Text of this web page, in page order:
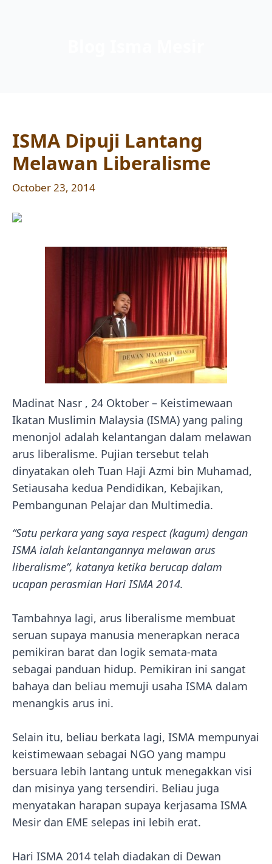
ISMA Dipuji Lantang
Melawan Liberalisme
October 23, 2014
Madinat Nasr , 24 Oktober – Keistimewaan
Ikatan Muslimin Malaysia (ISMA) yang paling
menonjol adalah kelantangan dalam melawan
arus liberalisme. Pujian tersebut telah
dinyatakan oleh Tuan Haji Azmi bin Muhamad,
Setiausaha kedua Pendidikan, Kebajikan,
Pembangunan Pelajar dan Multimedia.
“Satu perkara yang saya respect (kagum) dengan
ISMA ialah kelantangannya melawan arus
liberalisme”, katanya ketika berucap dalam
ucapan perasmian Hari ISMA 2014.
Tambahnya lagi, arus liberalisme membuat
seruan supaya manusia menerapkan neraca
pemikiran barat dan logik semata-mata
sebagai panduan hidup. Pemikiran ini sangat
bahaya dan beliau memuji usaha ISMA dalam
menangkis arus ini.
Selain itu, beliau berkata lagi, ISMA mempunyai
keistimewaan sebagai NGO yang mampu
bersuara lebih lantang untuk menegakkan visi
dan misinya yang tersendiri. Beliau juga
menyatakan harapan supaya kerjasama ISMA
Mesir dan EME selepas ini lebih erat.
Hari ISMA 2014 telah diadakan di Dewan